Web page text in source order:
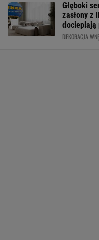
Głęboki
zasłony z
docieplają
DEKORACJA